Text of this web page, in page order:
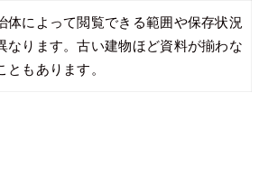
体によって閲覧できる範囲や保存状況
なります。古い建物ほど資料が揃わな
ともあります。